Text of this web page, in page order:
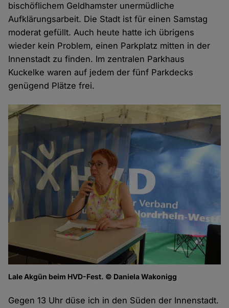
bischöflichem Geldhamster unermüdliche
Aufklärungsarbeit. Die Stadt ist für einen Samstag
moderat gefüllt. Auch heute hatte ich übrigens
wieder kein Problem, einen Parkplatz mitten in der
Innenstadt zu finden. Im zentralen Parkhaus
Kuckelke waren auf jedem der fünf Parkdecks
genügend Plätze frei.
Lale Akgün beim HVD-Fest. © Daniela Wakonigg
Gegen 13 Uhr düse ich in den Süden der Innenstadt.